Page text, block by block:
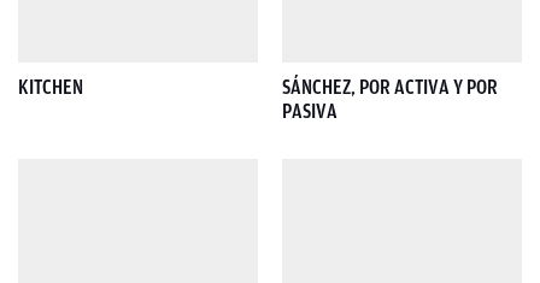
KITCHEN
SÁNCHEZ, POR ACTIVA Y POR
PASIVA